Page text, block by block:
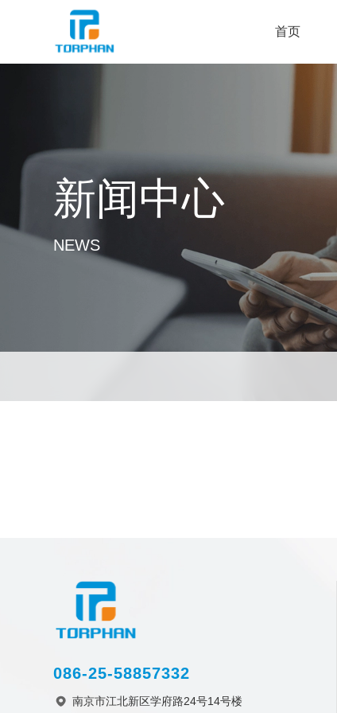
首页
新闻中心
NEWS
086-25-58857332
南京市江北新区学府路24号14号楼